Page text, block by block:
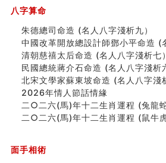
玄空本义 (四)
六爻算卦：我俩之间是否还命中有未
订婚就是定结婚日子吗
清朝慈禧太后命造 (名人八字淺析七）
玄空本义 (三)
飞灵山传说故事
命理解说：想请问什么时候能够遇到
商舖選址的風水講究 (下)
吉凶神跳上大运时的断法【四柱技巧
刘燮鈞讲人相 手纹与命运(一)
八字算命
朱德總司命造 (名⼈⼋字淺析九）
中國改革開放總設計師鄧小平命造 (
清朝慈禧太后命造 (名人八字淺析七）
民國總統蔣介石命造 (名人八字淺析
北宋文學家蘇東坡命造 (名人八字淺
2026年情人節話情緣
二○二六(馬)年十二生肖運程 (兔龍
二○二六(馬)年十二生肖運程 (鼠牛
面手相術